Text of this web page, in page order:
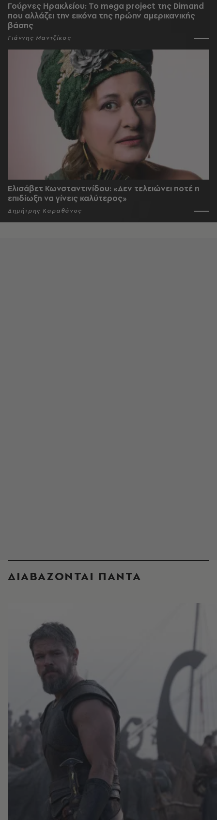
Γούρνες Ηρακλείου: To mega project της Dimand
που αλλάζει την εικόνα της πρώην αμερικανικής
βάσης
Γιάννης Μαντζίκος
Ελισάβετ Κωνσταντινίδου: «Δεν τελειώνει ποτέ η
επιδίωξη να γίνεις καλύτερος»
Δημήτρης Καραθάνος
ΔΙΑΒΑΖΟΝΤΑΙ ΠΑΝΤΑ